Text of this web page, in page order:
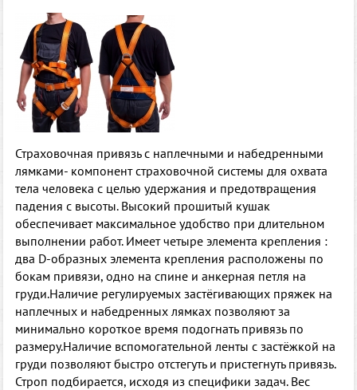
Страховочная привязь с наплечными и набедренными
лямками- компонент страховочной системы для охвата
тела человека с целью удержания и предотвращения
падения с высоты. Высокий прошитый кушак
обеспечивает максимальное удобство при длительном
выполнении работ. Имеет четыре элемента крепления :
два D-образных элемента крепления расположены по
бокам привязи, одно на спине и анкерная петля на
груди.Наличие регулируемых застёгивающих пряжек на
наплечных и набедренных лямках позволяют за
минимально короткое время подогнать привязь по
размеру.Наличие вспомогательной ленты с застёжкой на
груди позволяют быстро отстегуть и пристегнуть привязь.
Строп подбирается, исходя из специфики задач. Вес